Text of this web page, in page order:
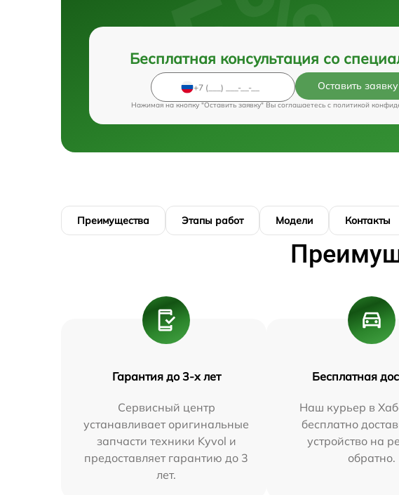
Бесплатная консультация со
Оставить заявку
Нажимая на кнопку "Оставить заявку" Вы соглашаетесь c политикой
Преимущества Этапы работ Модели Контакты
Гарантия до 3-х лет
Сервисный центр
устанавливает оригинальные
запчасти техники Kyvol и
предоставляет гарантию до 3
лет.
Бесплатная
Наш курьер в
бесплатно
устройство на
обратно.